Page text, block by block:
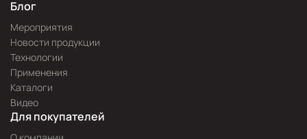
Блог
Мероприятия
Новости продукции
Технологии
Применения
Каталоги
Видео
Для покупателей